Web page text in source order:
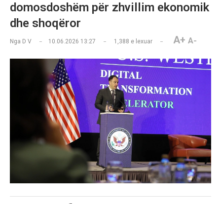
domosdoshëm për zhvillim ekonomik
dhe shoqëror
Nga D V 10.06.2026 13:27 1,388 e lexuar A+ A-